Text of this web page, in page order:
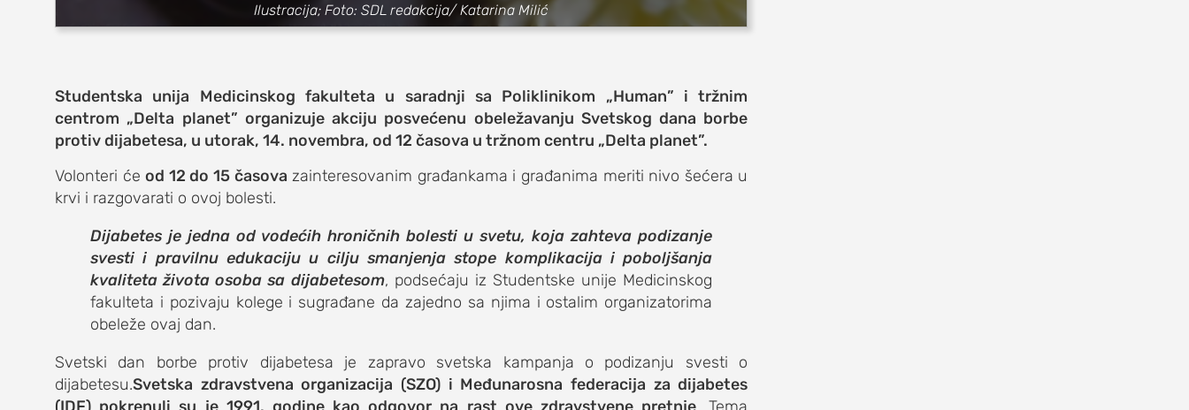
zabava
putovanja
moda i stil
konkursi
fakulteti
studentski život
zdravlje
it
Ilustracija; Foto: SDL redakcija/ Katarina Milić
Studentska unija Medicinskog fakulteta u saradnji sa Poliklinikom „Human” i tržnim
centrom „Delta planet” organizuje akciju posvećenu obeležavanju Svetskog dana borbe
protiv dijabetesa, u utorak, 14. novembra, od 12 časova u tržnom centru „Delta planet”.
Volonteri ćeod 12 do 15 časova zainteresovanim građankama i građanima meriti nivo šećera u
krvi i razgovarati o ovoj bolesti.
Dijabetes je jedna od vodećih hroničnih bolesti u svetu, koja zahteva podizanje
svesti i pravilnu edukaciju u cilju smanjenja stope komplikacija i poboljšanja
kvaliteta života osoba sa dijabetesom, podsećaju iz Studentske unije Medicinskog
fakulteta i pozivaju kolege i sugrađane da zajedno sa njima i ostalim organizatorima
obeleže ovaj dan.
Svetski dan borbe protiv dijabetesa je zapravo svetska kampanja o podizanju svesti o
dijabetesu.Svetska zdravstvena organizacija (SZO) i Međunarosna federacija za dijabetes